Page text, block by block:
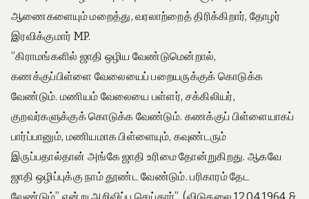
e
o
f
T
a
m
i
l
N
a
d
ஆணைகளையும் மறைத்து, வரலாற்றைத் திரிக்கிறார், தோழர்
இரவிக்குமார் MP.
“கிராமங்களில் ஜாதி ஒழிய வேண்டுமென்றால்,
கணக்குப்பிள்ளை வேலையைப் பறையருக்குக் கொடுக்க
வேண்டும். மணியம் வேலையை பள்ளர், சக்கிலியர்,
குறவர்களுக்குக் கொடுக்க வேண்டும். கணக்குப் பிள்ளையாகப்
பார்ப்பானும், மணியமாக பிள்ளையும், கவுண்டரும்
இருப்பதால்தான் அங்கே ஜாதி உரிமை தோன்றுகிறது. ஆகவே
ஜாதி ஒழிப்புக்கு நாம் தூண்ட வேண்டும். பரிகாரம் தேட